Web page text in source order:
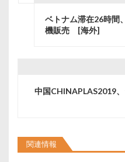
ョ
ベトナム滞在26時間
機販売 [海外]
中国CHINAPLAS2019
関連情報